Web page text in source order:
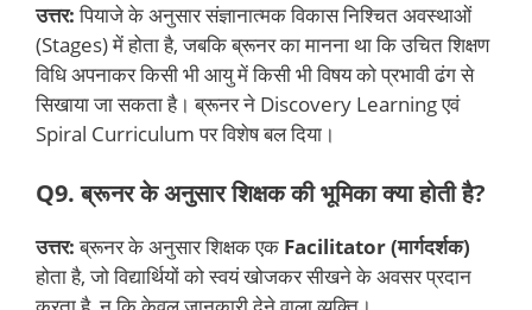
उत्तर:पियाजे के अनुसार संज्ञानात्मक विकास निश्चित अवस्थाओं
(Stages) में होता है, जबकि ब्रूनर का मानना था कि उचित शिक्षण
विधि अपनाकर किसी भी आयु में किसी भी विषय को प्रभावी ढंग से
सिखाया जा सकता है। ब्रूनर ने Discovery Learning एवं
Spiral Curriculum पर विशेष बल दिया।
Q9. ब्रूनर के अनुसार शिक्षक की भूमिका क्या होती है?
उत्तर:ब्रूनर के अनुसार शिक्षक एक Facilitator (मार्गदर्शक)
होता है, जो विद्यार्थियों को स्वयं खोजकर सीखने के अवसर प्रदान